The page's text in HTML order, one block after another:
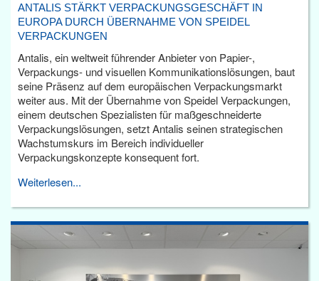
ANTALIS STÄRKT VERPACKUNGSGESCHÄFT IN
EUROPA DURCH ÜBERNAHME VON SPEIDEL
VERPACKUNGEN
Antalis, ein weltweit führender Anbieter von Papier-,
Verpackungs- und visuellen Kommunikationslösungen, baut
seine Präsenz auf dem europäischen Verpackungsmarkt
weiter aus. Mit der Übernahme von Speidel Verpackungen,
einem deutschen Spezialisten für maßgeschneiderte
Verpackungslösungen, setzt Antalis seinen strategischen
Wachstumskurs im Bereich individueller
Verpackungskonzepte konsequent fort.
Weiterlesen...